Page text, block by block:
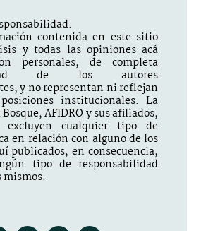
contenida en este sitio
y todas las opiniones acá
personales, de completa
de los autores
y no representan ni reflejan
institucionales. La
AFIDRO y sus afiliados,
excluyen cualquier tipo de
en relación con alguno de los
publicados, en consecuencia,
tipo de responsabilidad
mismos.